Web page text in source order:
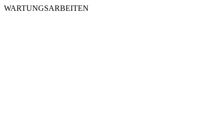
WARTUNGSARBEITEN